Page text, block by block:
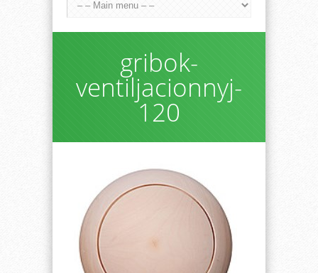
gribok-
ventiljacionnyj-
120